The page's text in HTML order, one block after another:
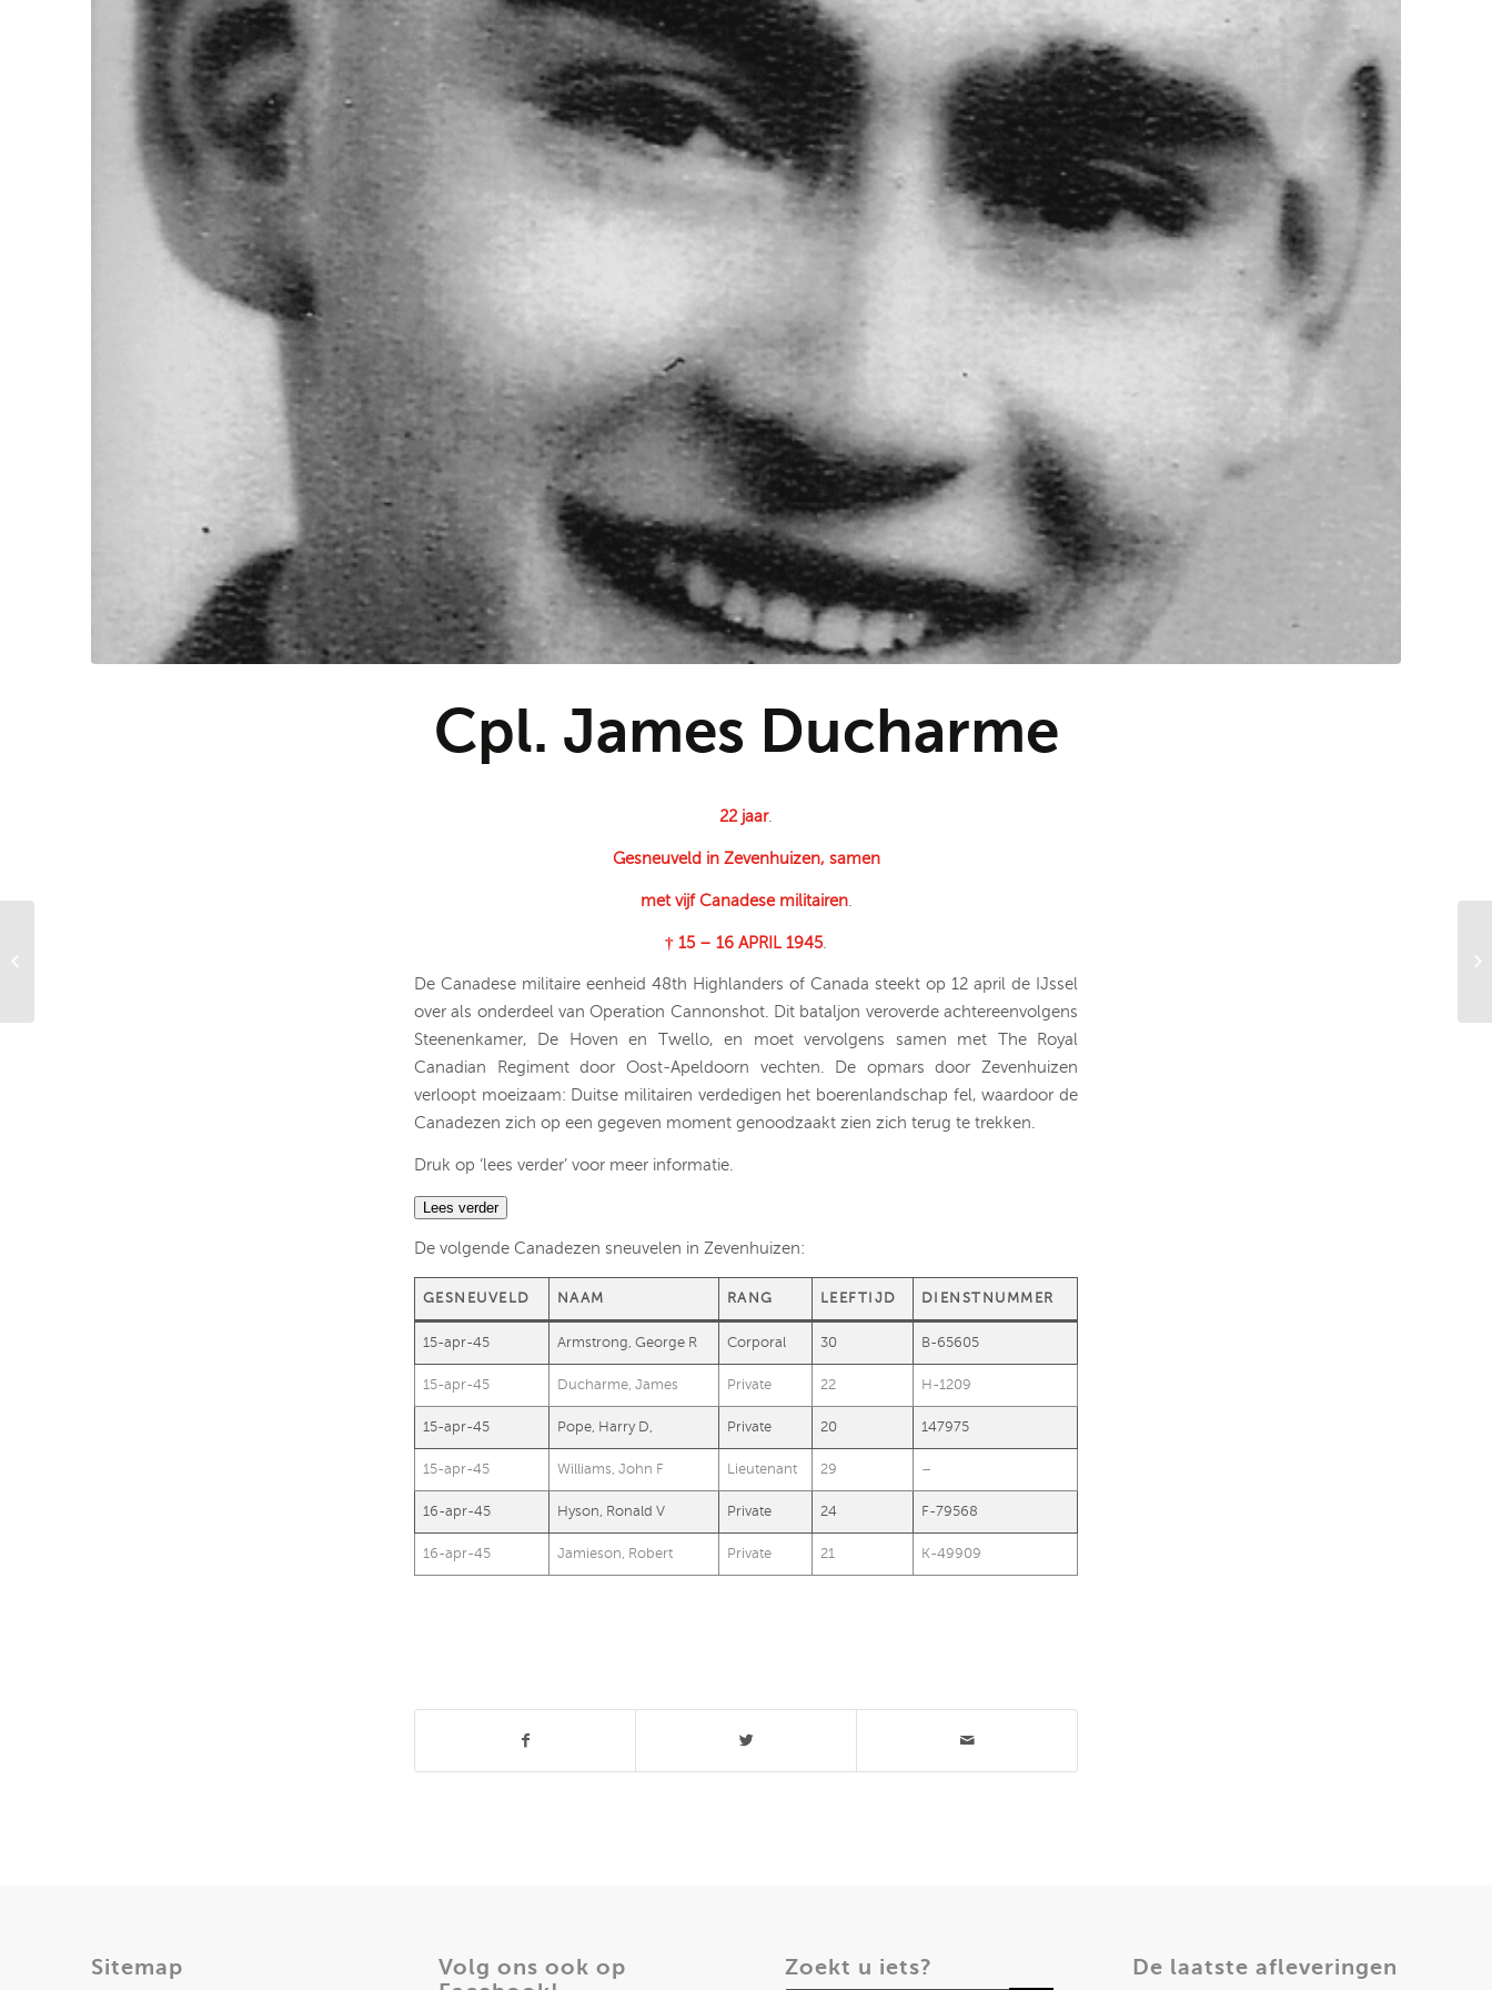
Cpl. James Ducharme
22 jaar.
Gesneuveld in Zevenhuizen, samen
met vijf Canadese militairen.
† 15 – 16 APRIL 1945.
De Canadese militaire eenheid 48th Highlanders of Canada steekt op 12 april de IJssel
over als onderdeel van Operation Cannonshot. Dit bataljon veroverde achtereenvolgens
Steenenkamer, De Hoven en Twello, en moet vervolgens samen met The Royal
Canadian Regiment door Oost-Apeldoorn vechten. De opmars door Zevenhuizen
verloopt moeizaam: Duitse militairen verdedigen het boerenlandschap fel, waardoor de
Canadezen zich op een gegeven moment genoodzaakt zien zich terug te trekken.
Druk op ‘lees verder’ voor meer informatie.
Lees verder
De volgende Canadezen sneuvelen in Zevenhuizen:
GESNEUVELD NAAM RANG LEEFTIJD DIENSTNUMMER
15-apr-45 Armstrong, George R Corporal 30 B-65605
15-apr-45 Ducharme, James Private 22 H-1209
15-apr-45 Pope, Harry D, Private 20 147975
15-apr-45 Williams, John F Lieutenant 29 –
16-apr-45 Hyson, Ronald V Private 24 F-79568
16-apr-45 Jamieson, Robert Private 21 K-49909
Sitemap
Volg ons ook op
Zoekt u iets? De laatste afleveringen